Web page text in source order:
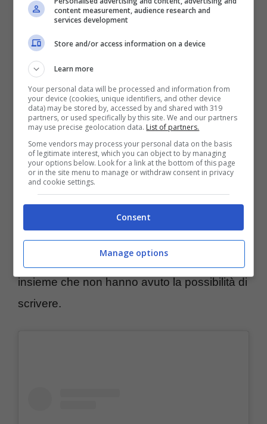
Un post di ricordo in cui l’attrice lascia
intendere come la scomparsa del fratello sia
per lei ancora undolore insopportabile: “
morte di un fratello significa perdere un
testimone del proprio passato… Ma anche
rinunciare alla possibilità che il futuro
avrebbe potuto ancora offrire“. Una
per il fratello Matteo e a quel futuro
insieme che non hanno avuto la possibilità di
scrivere.
content measurement, audience research and
services development
Store and/or access information on a device
Learn more
Your personal data will be processed and information from
your device (cookies, unique identifiers, and other device
data) may be stored by, accessed by and shared with 319
partners, or used specifically by this site. We and our partners
may use precise geolocation data. List of partners.
Some vendors may process your personal data on the basis
of legitimate interest, which you can object to by managing
your options below. Look for a link at the bottom of this page
or in the site menu to manage or withdraw consent in privacy
and cookie settings.
Consent
Manage options